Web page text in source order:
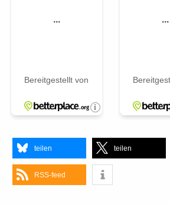
teilen teilen
RSS-feed